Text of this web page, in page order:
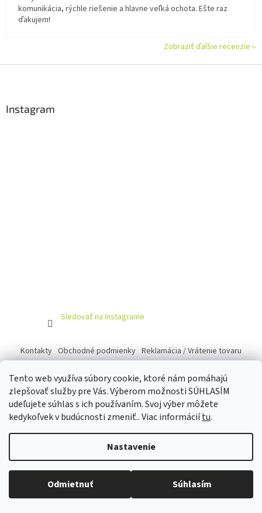
Tento web využíva súbory cookie, ktoré nám pomáhajú
zlepšovať služby pre Vás. Výberom možnosti SÚHLASÍM
udeľujete súhlas s ich používaním. Svoj výber môžete
kedykoľvek v budúcnosti zmeniť.. Viac informáciítu.
Nastavenie
Odmietnuť Súhlasím
komunikácia, rýchle riešenie a hlavne veľká ochota. Ešte raz
ďakujem!
Zobraziť ďalšie recenzie
Instagram
Sledovať na Instagrame
Kontakty Obchodné podmienky Reklamácia / Vrátenie tovaru
Vytvoril Shoptet
100LICKY. Všetky práva vyhradené.
Odstúpiť od zmluvy